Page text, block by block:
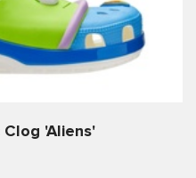
'Aliens'